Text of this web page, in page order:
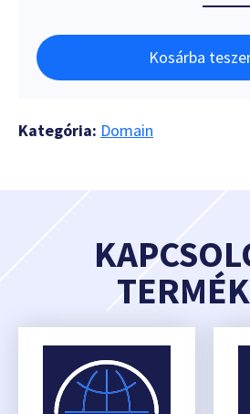
Kosárba
Kategória: Domain